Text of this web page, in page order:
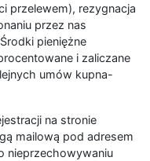
przelewem), rezygnacja
przez nas
pieniężne
i zaliczane
umów kupna-
na stronie
mailową pod adresem
nieprzechowywaniu